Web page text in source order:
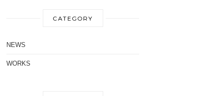
CATEGORY
NEWS
WORKS